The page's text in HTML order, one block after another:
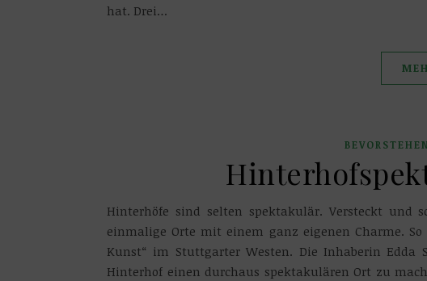
hat. Drei…
Hinterhöfe sind selten spektakulär. Versteckt und
einmalige Orte mit einem ganz eigenen Charme.
Kunst“ im Stuttgarter Westen. Die Inhaberin Edda
Hinterhof einen durchaus spektakulären Ort zu